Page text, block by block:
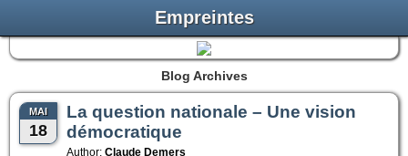
Empreintes
Blog Archives
MAI
18
La question nationale – Une vision
démocratique
Author: Claude Demers